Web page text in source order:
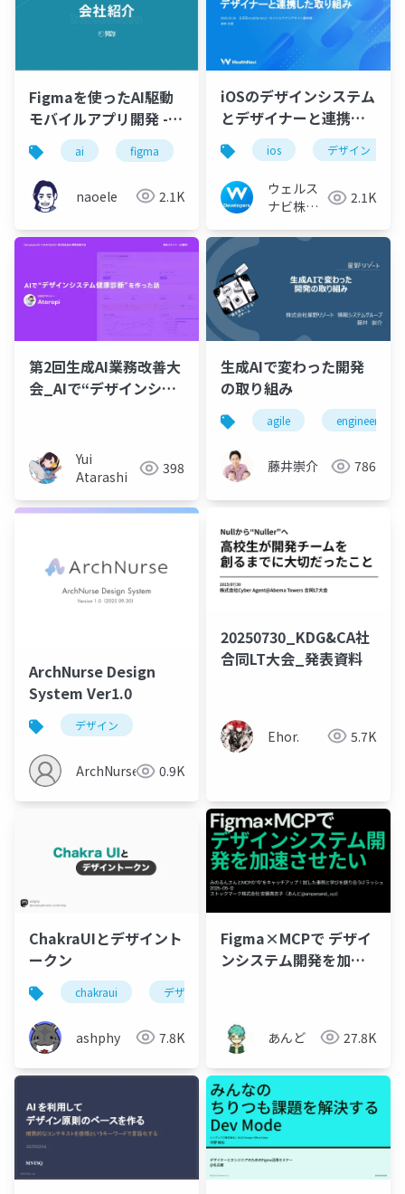
Figmaを使ったAI駆動
モバイルアプリ開発 -
コード生成しやすいデ
ザイン設計の実例 -
ai figma android ios flutter
naoele 2.1K
iOSのデザインシステム
とデザイナーと連携し
た取り組み
ios デザイン
ウェルス
ナビ株式
広報チー
2.1K
第2回生成AI業務改善大
会_AIで“デザインシス
Yui
Atarashi
398
生成AIで変わった開発
の取り組み
agile engineer
藤井崇介 786
ArchNurse Design
System Ver1.0
デザイン
ArchNurse 0.9K
20250730_KDG&CA社
合同LT大会_発表資料
Ehor. 5.7K
ChakraUIとデザイント
ークン
chakraui デザイントークン
ashphy 7.8K
Figma×MCPで デザイ
ンシステム開発を加速
あんど 27.8K